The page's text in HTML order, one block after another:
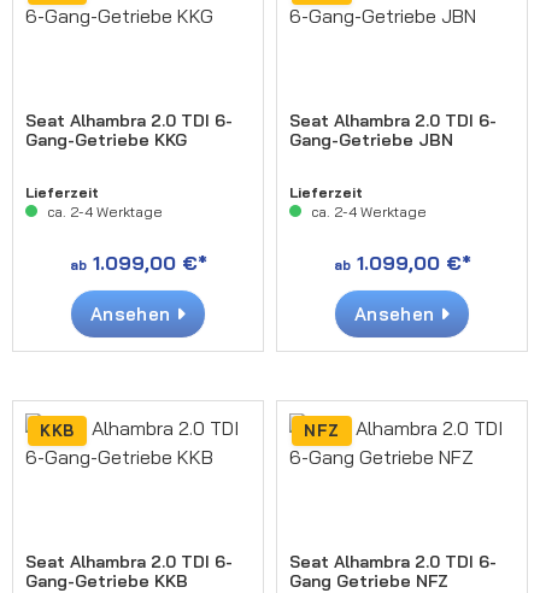
Seat Alhambra 2.0 TDI 6-
Gang-Getriebe KKG
Lieferzeit
ca. 2-4 Werktage
ab1.099,00 €*
Ansehen
Seat Alhambra 2.0 TDI 6-
Gang-Getriebe JBN
Lieferzeit
ca. 2-4 Werktage
ab1.099,00 €*
Ansehen
KKB
Seat Alhambra 2.0 TDI 6-
Gang-Getriebe KKB
NFZ
Seat Alhambra 2.0 TDI 6-
Gang Getriebe NFZ